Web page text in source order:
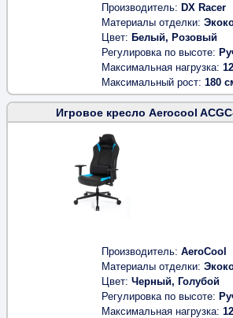
Производитель DX Racer
Материалы отделки
Цвет Белый, Розовый
Регулировка по высоте
Максимальная нагрузка
Максимальный рост 180
Игровое кресло Aerocool
Производитель AeroCool
Материалы отделки
Цвет Черный, Голубой
Регулировка по высоте
Максимальная нагрузка